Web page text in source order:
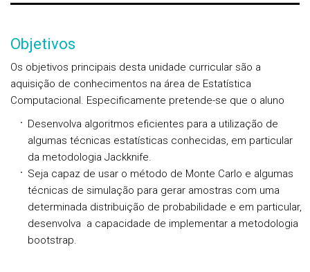
Objetivos
Os objetivos principais desta unidade curricular são a
aquisição de conhecimentos na área de Estatística
Computacional. Especificamente pretende-se que o aluno
Desenvolva algoritmos eficientes para a utilização de
algumas técnicas estatísticas conhecidas, em particular
da metodologia Jackknife.
Seja capaz de usar o método de Monte Carlo e algumas
técnicas de simulação para gerar amostras com uma
determinada distribuição de probabilidade e em particular,
desenvolva a capacidade de implementar a metodologia
bootstrap.